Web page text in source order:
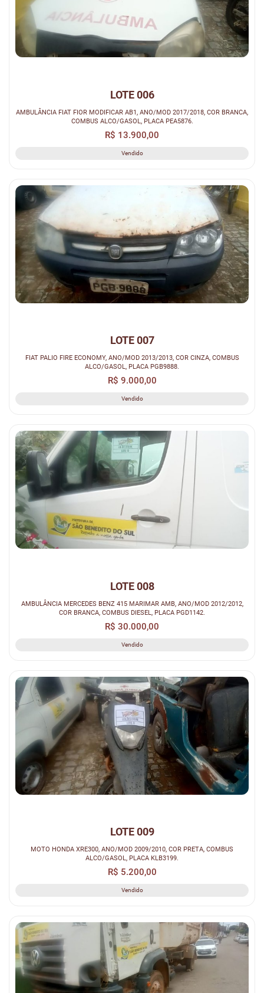
LOTE 006
AMBULÂNCIA FIAT FIOR MODIFICAR AB1, ANO/MOD 2017/2018, COR BRANCA,
COMBUS ALCO/GASOL, PLACA PEA5876.
R$ 13.900,00
Vendido
LOTE 007
FIAT PALIO FIRE ECONOMY, ANO/MOD 2013/2013, COR CINZA, COMBUS
ALCO/GASOL, PLACA PGB9888.
R$ 9.000,00
Vendido
LOTE 008
AMBULÂNCIA MERCEDES BENZ 415 MARIMAR AMB, ANO/MOD 2012/2012,
COR BRANCA, COMBUS DIESEL, PLACA PGD1142.
R$ 30.000,00
Vendido
LOTE 009
MOTO HONDA XRE300, ANO/MOD 2009/2010, COR PRETA, COMBUS
ALCO/GASOL, PLACA KLB3199.
R$ 5.200,00
Vendido